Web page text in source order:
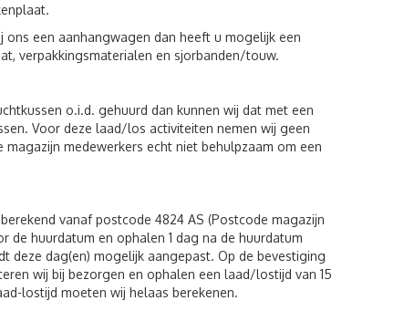
een aanhangwagen dan heeft u mogelijk een
verpakkingsmaterialen en sjorbanden/touw.
o.i.d. gehuurd dan kunnen wij dat met een
Voor deze laad/los activiteiten nemen wij geen
medewerkers echt niet behulpzaam om een
vanaf postcode 4824 AS (Postcode magazijn
de huurdatum en ophalen 1 dag na de huurdatum
deze dag(en) mogelijk aangepast. Op de bevestiging
wij bij bezorgen en ophalen een laad/lostijd van 15
lostijd moeten wij helaas berekenen.